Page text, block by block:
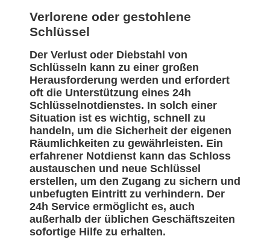
Verlorene oder gestohlene
Schlüssel
Der Verlust oder Diebstahl von
Schlüsseln kann zu einer großen
Herausforderung werden und erfordert
oft die Unterstützung eines 24h
Schlüsselnotdienstes. In solch einer
Situation ist es wichtig, schnell zu
handeln, um die Sicherheit der eigenen
Räumlichkeiten zu gewährleisten. Ein
erfahrener Notdienst kann das Schloss
austauschen und neue Schlüssel
erstellen, um den Zugang zu sichern und
unbefugten Eintritt zu verhindern. Der
24h Service ermöglicht es, auch
außerhalb der üblichen Geschäftszeiten
sofortige Hilfe zu erhalten.